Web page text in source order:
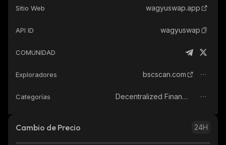
Sitio Web wagyuswap.app
API ID wagyuswap
COMUNIDAD
Exploradores bscscan.com
Categorías Decentralized Finance (DeFi)
Cambio de Precio 24H